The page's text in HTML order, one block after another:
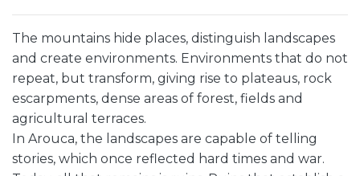
The mountains hide places, distinguish landscapes
and create environments. Environments that do not
repeat, but transform, giving rise to plateaus, rock
escarpments, dense areas of forest, fields and
agricultural terraces.
In Arouca, the landscapes are capable of telling
stories, which once reflected hard times and war.